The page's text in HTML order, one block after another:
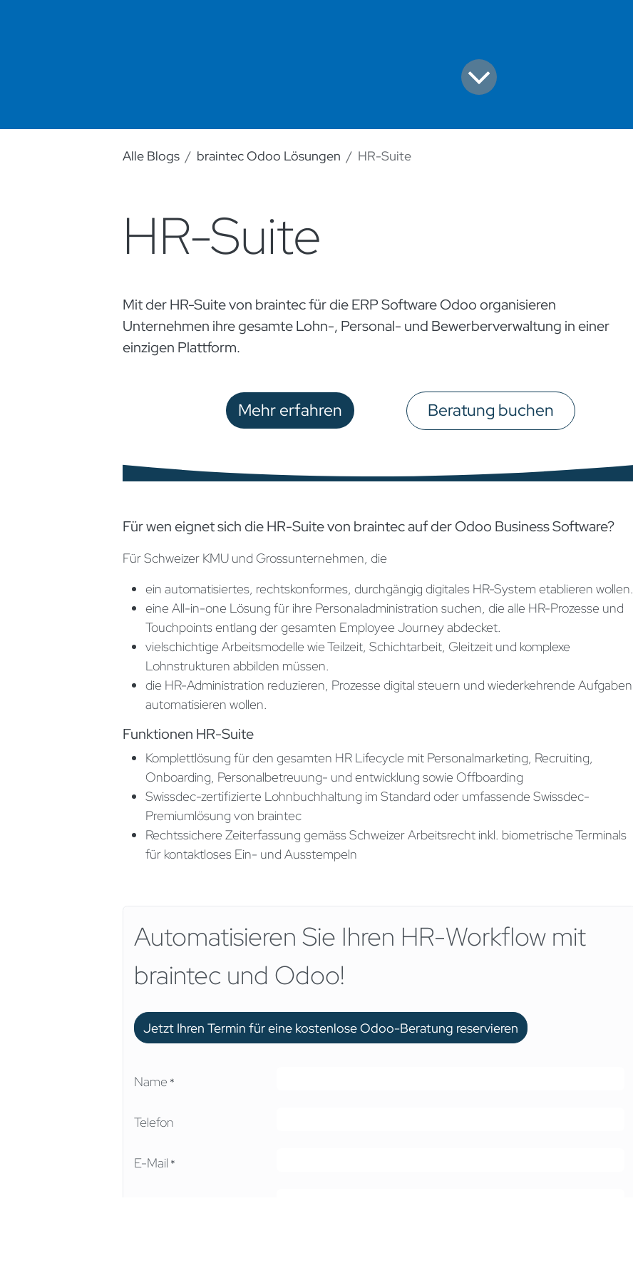
Alle Blogs braintec Odoo Lösungen HR-Suite
HR-Suite
Mit der HR-Suite von braintec für die ERP Software Odoo organisieren
Unternehmen ihre gesamte Lohn-, Personal- und Bewerberverwaltung in einer
einzigen Plattform.
Mehr erfahren Beratung buchen​​​​
Für wen eignet sich die HR-Suite von braintec auf der Odoo Business Software?
Für Schweizer KMU und Grossunternehmen, die
ein automatisiertes, rechtskonformes, durchgängig digitales HR-System etablieren wollen.
eine All-in-one Lösung für ihre Personaladministration suchen, die alle HR-Prozesse und
Touchpoints entlang der gesamten Employee Journey abdecket.
vielschichtige Arbeitsmodelle wie Teilzeit, Schichtarbeit, Gleitzeit und komplexe
Lohnstrukturen abbilden müssen.
die HR-Administration reduzieren, Prozesse digital steuern und wiederkehrende Aufgaben
automatisieren wollen.
Funktionen HR-Suite
Komplettlösung für den gesamten HR Lifecycle mit Personalmarketing, Recruiting,
Onboarding, Personalbetreuung- und entwicklung sowie Offboarding
Swissdec-zertifizierte Lohnbuchhaltung im Standard oder umfassende Swissdec-
Premiumlösung von braintec
Rechtssichere Zeiterfassung gemäss Schweizer Arbeitsrecht inkl. biometrische Terminals
für kontaktloses Ein- und Ausstempeln
Automatisieren Sie Ihren HR-Workflow mit
braintec und Odoo!
Jetzt Ihren Termin für eine kostenlose Odoo-Beratung reservieren
Name *
Telefon
E-Mail *